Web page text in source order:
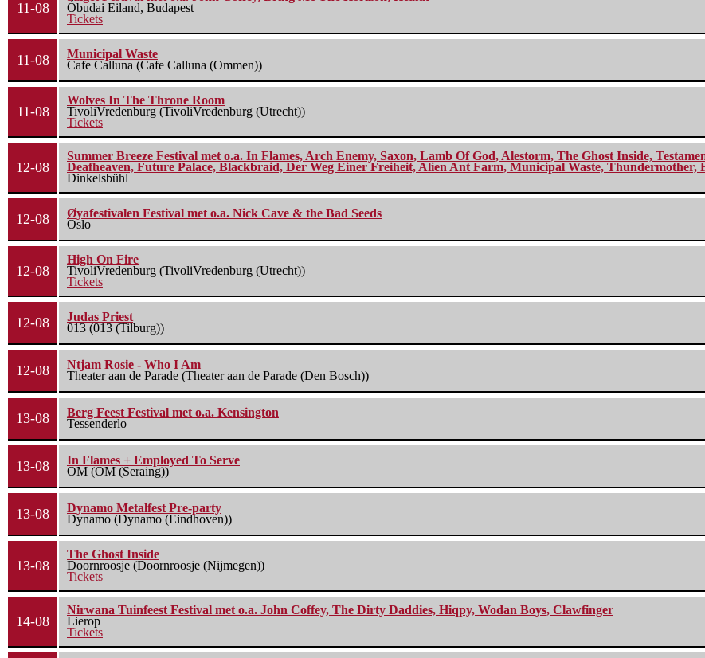
11-08
Óbudai Eiland, Budapest
Tickets
11-08
Municipal Waste
Cafe Calluna (Cafe Calluna (Ommen))
11-08
Wolves In The Throne Room
TivoliVredenburg (TivoliVredenburg (Utrecht))
Tickets
12-08
Summer Breeze Festival met o.a. In Flames, Arch Enemy, Saxon, Lamb Of God, Alestorm, The Ghost Inside,
Deafheaven, Future Palace, Blackbraid, Der Weg Einer Freiheit, Alien Ant Farm, Municipal Waste,
Dinkelsbühl
12-08
Øyafestivalen Festival met o.a. Nick Cave & the Bad Seeds
Oslo
12-08
High On Fire
TivoliVredenburg (TivoliVredenburg (Utrecht))
Tickets
12-08
Judas Priest
013 (013 (Tilburg))
12-08
Ntjam Rosie - Who I Am
Theater aan de Parade (Theater aan de Parade (Den Bosch))
13-08
Berg Feest Festival met o.a. Kensington
Tessenderlo
13-08
In Flames + Employed To Serve
OM (OM (Seraing))
13-08
Dynamo Metalfest Pre-party
Dynamo (Dynamo (Eindhoven))
13-08
The Ghost Inside
Doornroosje (Doornroosje (Nijmegen))
Tickets
14-08
Nirwana Tuinfeest Festival met o.a. John Coffey, The Dirty Daddies, Hiqpy, Wodan Boys, Clawfinger
Lierop
Tickets